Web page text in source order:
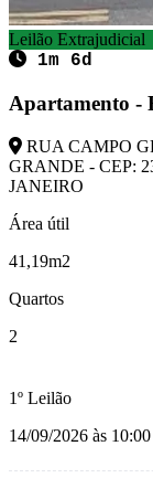
Leilão Extrajudicial
1m 6d
Apartamento -
RUA CAMPO
GRANDE - CEP:
JANEIRO
Área útil
41,19m2
Quartos
2
1º Leilão
14/09/2026 às 10:00